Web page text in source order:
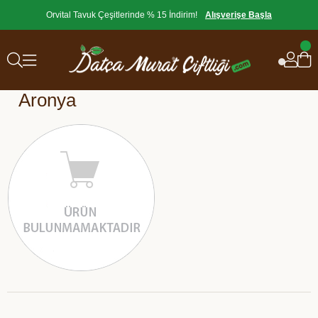
Orvital Tavuk Çeşitlerinde % 15 İndirim! Alışverişe Başla
Aronya